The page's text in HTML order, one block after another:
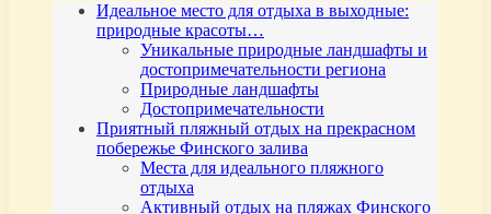
Идеальное место для отдыха в выходные:
природные красоты…
Уникальные природные ландшафты и
достопримечательности региона
Природные ландшафты
Достопримечательности
Приятный пляжный отдых на прекрасном
побережье Финского залива
Места для идеального пляжного
отдыха
Активный отдых на пляжах Финского